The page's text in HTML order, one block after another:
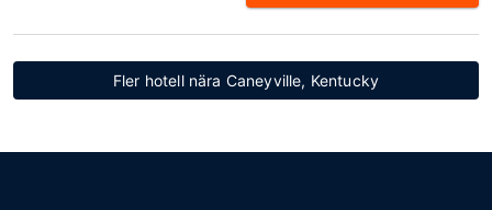
Fler hotell nära Caneyville, Kentucky